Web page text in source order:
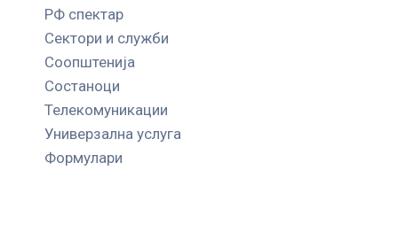
РФ спектар
Сектори и служби
Соопштенија
Состаноци
Телекомуникации
Универзална услуга
Формулари